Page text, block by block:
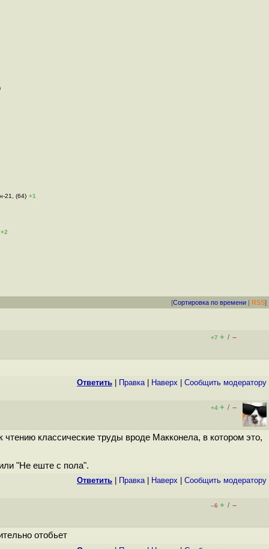
21, (64) +1
+2
[Сортировка по времени | RSS]
+7 + / –
Ответить Правка| Наверх Cообщить модератору
+4 + / –
классические труды вроде Макконела, в котором это,
"Не еште с пола".
Ответить Правка| Наверх Cообщить модератору
–6 + / –
отобьет